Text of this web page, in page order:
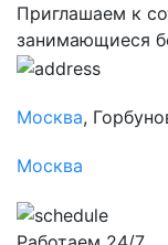
Приглашаем к
занимающиеся
Москва,
Москва